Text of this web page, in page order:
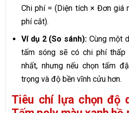
Chi phí = (Diện tích × Đơn giá
phí cắt).
Ví dụ 2 (So sánh): Cùng một
tấm sóng sẽ có chi phí thấp
nhất, nhưng nếu chọn tấm
trọng và độ bền vĩnh cửu hơn.
Tiêu chí lựa chọn độ